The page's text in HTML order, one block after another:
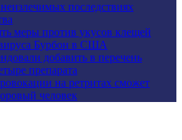
последствиях
меры против укусов клещей
Бурбон в США
добавить в перечень
препарата
на ретритах сможет
человек